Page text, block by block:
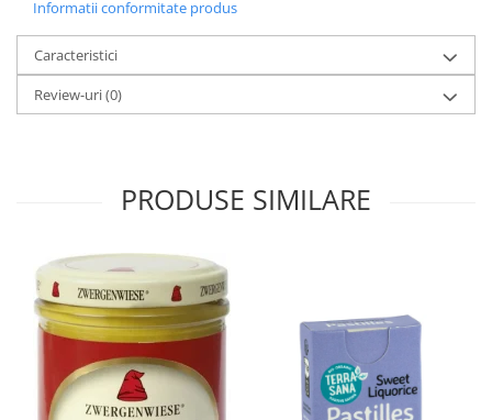
Informatii conformitate produs
Caracteristici
Review-uri(0)
PRODUSE SIMILARE